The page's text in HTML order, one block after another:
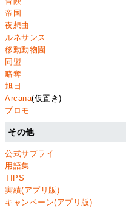
帝国
夜想曲
ルネサンス
移動動物園
同盟
略奪
旭日
Arcana(仮置き)
プロモ
その他
公式サプライ
用語集
TIPS
実績(アプリ版)
キャンペーン(アプリ版)